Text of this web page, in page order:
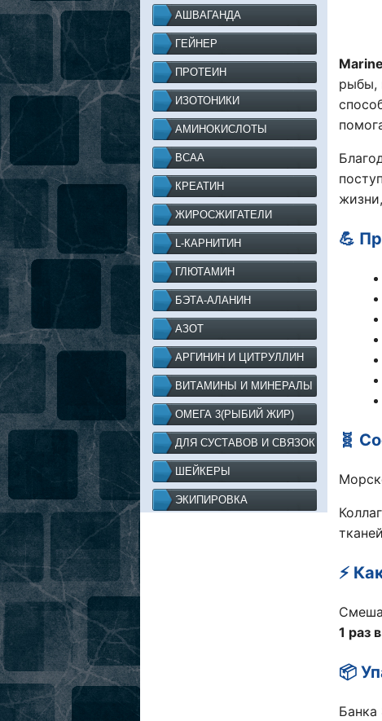
АШВАГАНДА
ГЕЙНЕР
ПРОТЕИН
ИЗОТОНИКИ
АМИНОКИСЛОТЫ
BCAA
КРЕАТИН
ЖИРОСЖИГАТЕЛИ
L-КАРНИТИН
ГЛЮТАМИН
БЭТА-АЛАНИН
АЗОТ
АРГИНИН И ЦИТРУЛЛИН
ВИТАМИНЫ И МИНЕРАЛЫ
ОМЕГА 3(РЫБИЙ ЖИР)
ДЛЯ СУСТАВОВ И СВЯЗОК
ШЕЙКЕРЫ
ЭКИПИРОВКА
рыбы,
💪
🧬
⚡
1 раз
📦
Банка